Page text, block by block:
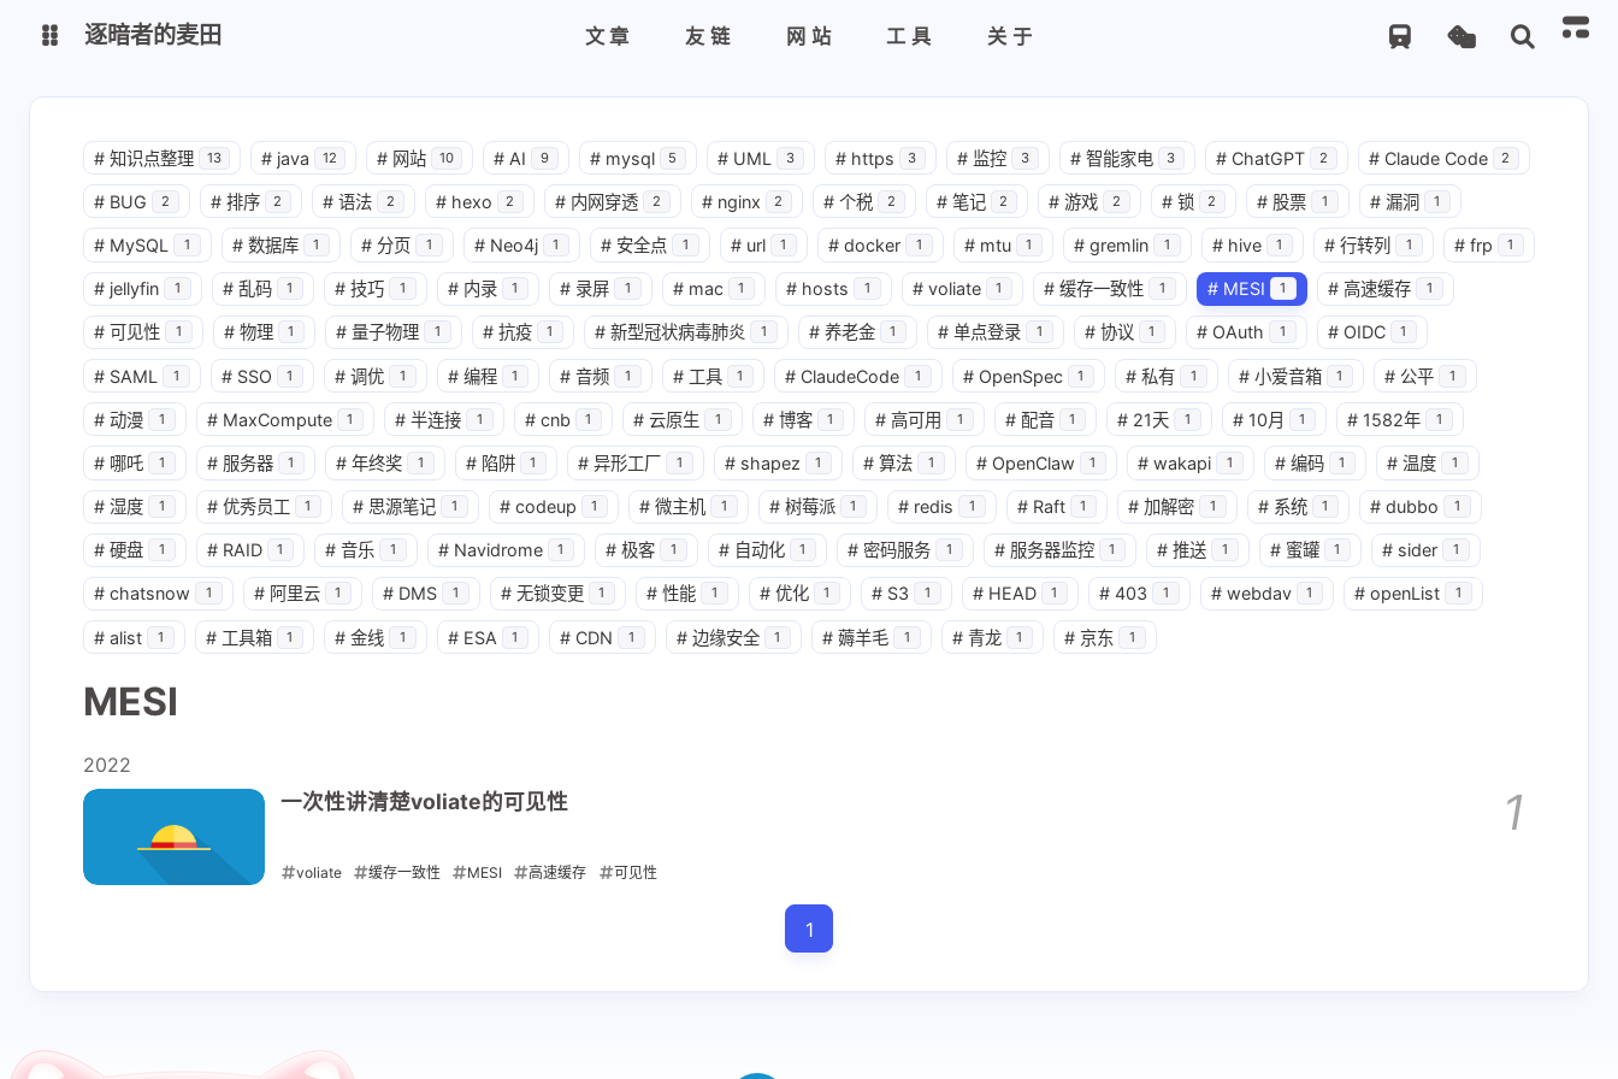
服务监控
逐暗者的麦田 文章 友链 网站 工具 关于
互动
最新评论
codex中转站
看起来配置还是挺复
杂的，尤其是飞书这
边要申请权限、配置
事件订阅这一套流
程。想问一下用 glm-
4.7 的实际效果怎么
样，响应速度和准确
8 天前
gpt-image-2中转站
感谢分享这么详细的
配置步骤！我也在用
智谱的模型，选择
glm-4.7省钱确实是个
不错的方案。想请教
一下，你在配置飞书
长连接的时候有没有
OpenClaw这边的问
7-4-2026
逐暗者 逐暗者
逐暗者
得在哪里了
Mr.Lee
兴趣点
寻找你感兴趣的领域
AI9 BUG ChatGPT Claude Code2 MESI1 MySQL1 Neo4j
UML3 docker 1 frp gremlin hexo 2 hive1 hosts1 https 3
java12 jellyfin1 mac mtu1 nginx2 url1 voliate 1 乱码1
内录1 内网穿透2 分页 1 可见性1 安全点1 录屏1 技巧1 排序2
十一月 2025
1篇 2篇 2篇 1篇
# 知识点整理 13 # java 12 # 网站 10 # AI 9 # mysql 5 # UML 3 # https 3 # 监控 3 # 智能家电 3 # ChatGPT 2 # Claude Code 2
# BUG 2 # 排序 2 # 语法 2 # hexo 2 # 内网穿透 2 # nginx 2 # 个税 2 # 笔记 2 # 游戏 2 # 锁 2 # 股票 1 # 漏洞 1
# MySQL 1 # 数据库 1 # 分页 1 # Neo4j 1 # 安全点 1 # url 1 # docker 1 # mtu 1 # gremlin 1 # hive 1 # 行转列 1 # frp 1
# jellyfin 1 # 乱码 1 # 技巧 1 # 内录 1 # 录屏 1 # mac 1 # hosts 1 # voliate 1 # 缓存一致性 1 # MESI 1 # 高速缓存 1
# 可见性 1 # 物理 1 # 量子物理 1 # 抗疫 1 # 新型冠状病毒肺炎 1 # 养老金 1 # 单点登录 1 # 协议 1 # OAuth 1 # OIDC 1
# SAML 1 # SSO 1 # 调优 1 # 编程 1 # 音频 1 # 工具 1 # ClaudeCode 1 # OpenSpec 1 # 私有 1 # 小爱音箱 1 # 公平 1
# 动漫 1 # MaxCompute 1 # 半连接 1 # cnb 1 # 云原生 1 # 博客 1 # 高可用 1 # 配音 1 # 21天 1 # 10月 1 # 1582年 1
# 哪吒 1 # 服务器 1 # 年终奖 1 # 陷阱 1 # 异形工厂 1 # shapez 1 # 算法 1 # OpenClaw 1 # wakapi 1 # 编码 1 # 温度 1
# 湿度 1 # 优秀员工 1 # 思源笔记 1 # codeup 1 # 微主机 1 # 树莓派 1 # redis 1 # Raft 1 # 加解密 1 # 系统 1 # dubbo 1
# 硬盘 1 # RAID 1 # 音乐 1 # Navidrome 1 # 极客 1 # 自动化 1 # 密码服务 1 # 服务器监控 1 # 推送 1 # 蜜罐 1 # sider 1
# chatsnow 1 # 阿里云 1 # DMS 1 # 无锁变更 1 # 性能 1 # 优化 1 # S3 1 # HEAD 1 # 403 1 # webdav 1 # openList 1
# alist 1 # 工具箱 1 # 金线 1 # ESA 1 # CDN 1 # 边缘安全 1 # 薅羊毛 1 # 青龙 1 # 京东 1
MESI
2022
一次性讲清楚voliate的可见性 1
voliate 缓存一致性 MESI 高速缓存 可见性
1
shift K 关闭快捷键功能
shift A 打开/关闭中控台
shift M 播放/暂停音乐
shift D 深色/浅色显示模式
shift S 站内搜索
shift R 随机访问
shift H 返回首页
shift F 友链鱼塘
shift L 友链页面
shift P 关于本站
shift I 原版/本站右键菜单